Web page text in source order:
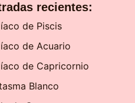
recientes:
de Piscis
de Acuario
de Capricornio
Blanco